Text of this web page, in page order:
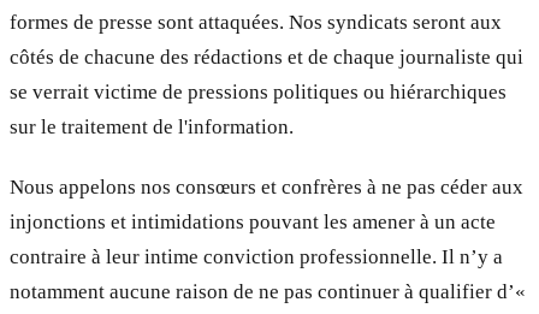
formes de presse sont attaquées. Nos syndicats seront aux
côtés de chacune des rédactions et de chaque journaliste qui
se verrait victime de pressions politiques ou hiérarchiques
sur le traitement de l'information.
Nous appelons nos consœurs et confrères à ne pas céder aux
injonctions et intimidations pouvant les amener à un acte
contraire à leur intime conviction professionnelle. Il n’y a
notamment aucune raison de ne pas continuer à qualifier d’«